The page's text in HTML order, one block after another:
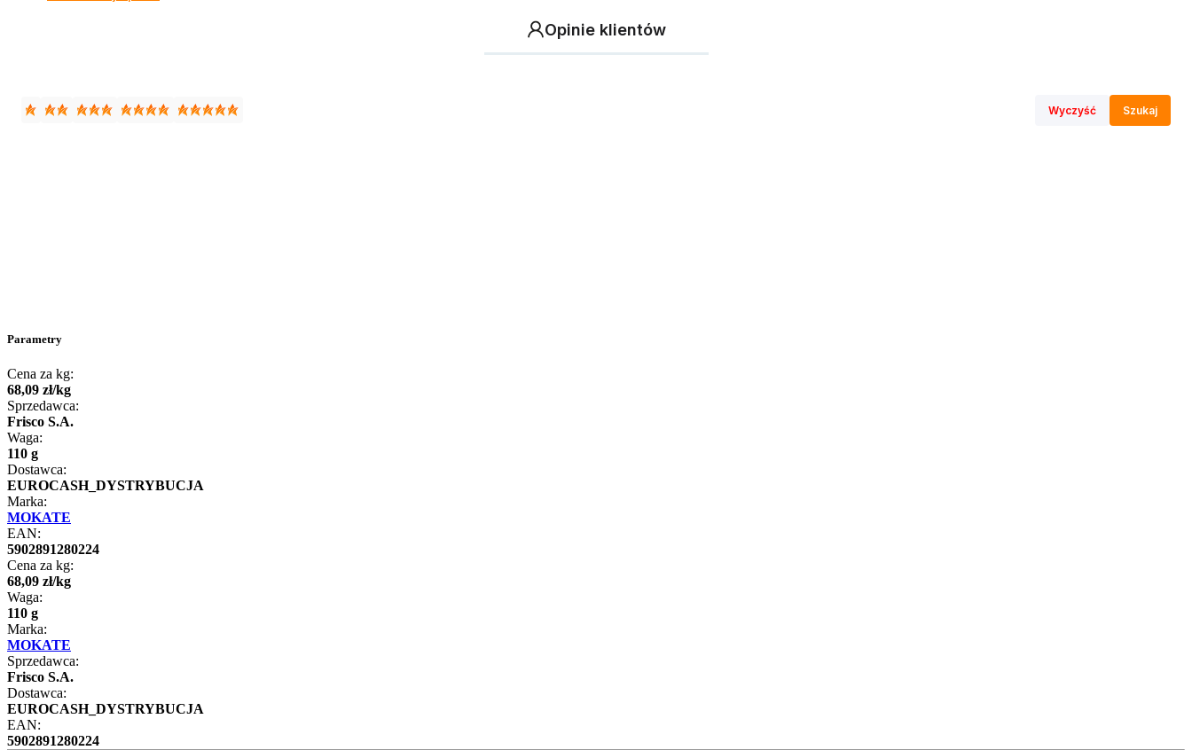
Opinie klientów
Wyczyść Szukaj
Parametry
Cena za kg:
68,09 zł/kg
Sprzedawca:
Frisco S.A.
Waga:
110 g
Dostawca:
EUROCASH_DYSTRYBUCJA
Marka:
MOKATE
EAN:
5902891280224
Cena za kg:
68,09 zł/kg
Waga:
110 g
Marka:
MOKATE
Sprzedawca:
Frisco S.A.
Dostawca:
EUROCASH_DYSTRYBUCJA
EAN:
5902891280224